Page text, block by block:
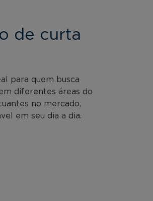
de curta
para quem busca
diferentes áreas do
no mercado,
em seu dia a dia.